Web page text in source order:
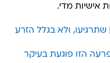
אישיות מדי.
שתרגיעו, ולא בגלל הזרע
ההפרעה הזו פוגעת בעיקר